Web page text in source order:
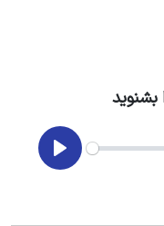
بشنوید
Play